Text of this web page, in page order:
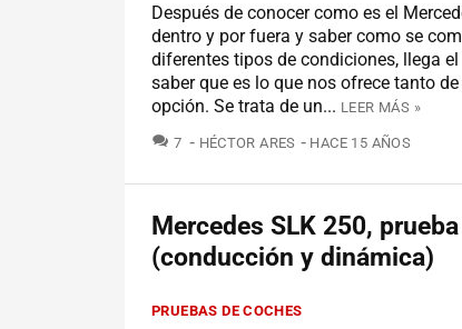
Después de conocer como es el
dentro y por fuera y saber como se
diferentes tipos de condiciones, llega
saber que es lo que nos ofrece tanto
opción. Se trata de un... LEER MÁS »
7 COMENTARIOS
HÉCTOR ARES HACE 15 AÑOS
Mercedes SLK 250, prueba
(conducción y dinámica)
PRUEBAS DE COCHES